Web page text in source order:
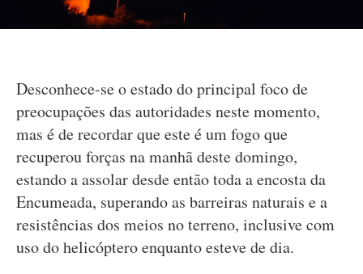
Desconhece-se o estado do principal foco de
preocupações das autoridades neste momento,
mas é de recordar que este é um fogo que
recuperou forças na manhã deste domingo,
estando a assolar desde então toda a encosta da
Encumeada, superando as barreiras naturais e a
resistências dos meios no terreno, inclusive com
uso do helicóptero enquanto esteve de dia.